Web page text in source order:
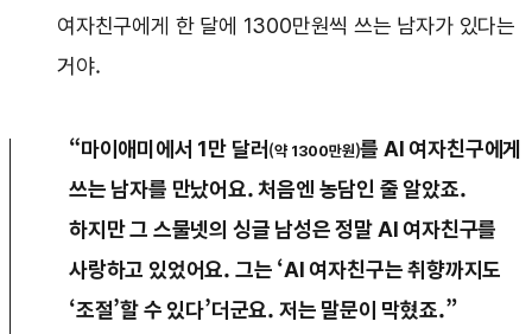
여자친구에게 한 달에 1300만원씩 쓰는 남자가 있다는
거야.
“마이애미에서 1만 달러 (약 1300만원)를 AI 여자친구에게
쓰는 남자를 만났어요. 처음엔 농담인 줄 알았죠.
하지만 그 스물넷의 싱글 남성은 정말 AI 여자친구를
사랑하고 있었어요. 그는 ‘AI 여자친구는 취향까지도
‘조절’할 수 있다’더군요. 저는 말문이 막혔죠.”